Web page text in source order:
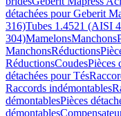
détachées pour Geberit
316)Tubes 1.4521 (AISI
304)MamelonsManchons
ManchonsRéductions
RéductionsCoudesPièces
détachées pour Tés
Raccords indémontables
démontablesPièces
démontables